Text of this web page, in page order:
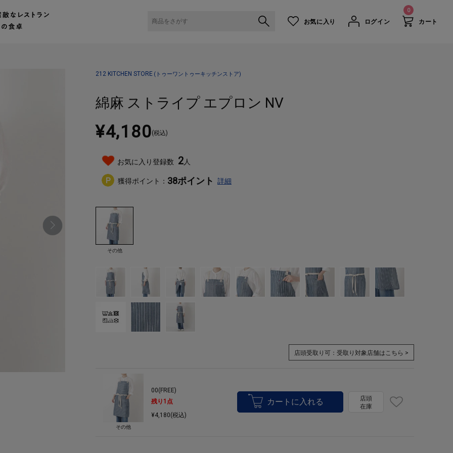
お気に入り ログイン
0
カート
ア）キッチン雑貨の通販 キッチングッズ・キッチン家電 エプロン・その他ファブリック 綿麻 ストライプ エプロン NV
212 KITCHEN STORE(トゥーワントゥーキッチンストア)
綿麻 ストライプ エプロン NV
¥4,180(税込)
お気に入り登録数 2人
獲得ポイント： 38ポイント 詳細
その他
店頭受取り可： 受取り対象店舗はこちら >
その他
00(FREE)
残り1点
¥4,180(税込)
店頭
在庫